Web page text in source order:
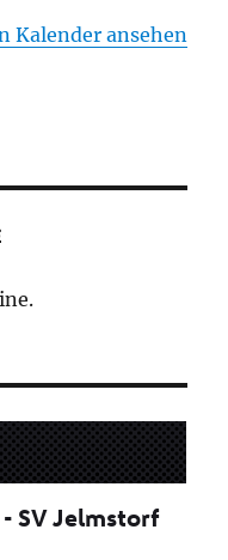
Kalender ansehen